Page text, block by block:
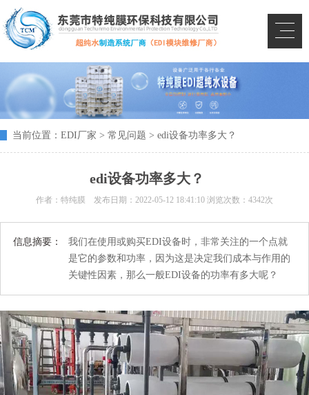
当前位置： EDI厂家 > 常见问题 > edi设备功率多大？
edi设备功率多大？
作者：特纯膜 发布日期： 2022-05-12 18:41:10 浏览次数：4342次
信息摘要：
我们在使用或购买EDI设备时，非常关注的一个点就
是它的参数和功率，因为这是决定我们成本与作用的
关键性因素，那么一般EDI设备的功率有多大呢？